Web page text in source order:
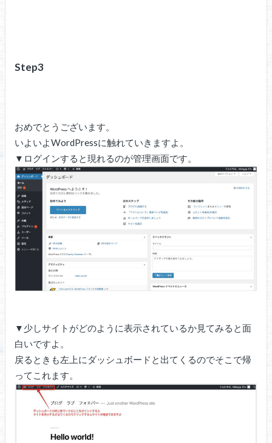
Step3
おめでとうございます。
いよいよWordPressに触れていきますよ。
▼ログインすると現れるのが管理画面です。
▼少しサイトがどのように表示されているか見てみると面
白いですよ。
戻るときも左上にダッシュボードと出てくるのでそこで帰
ってこれます。